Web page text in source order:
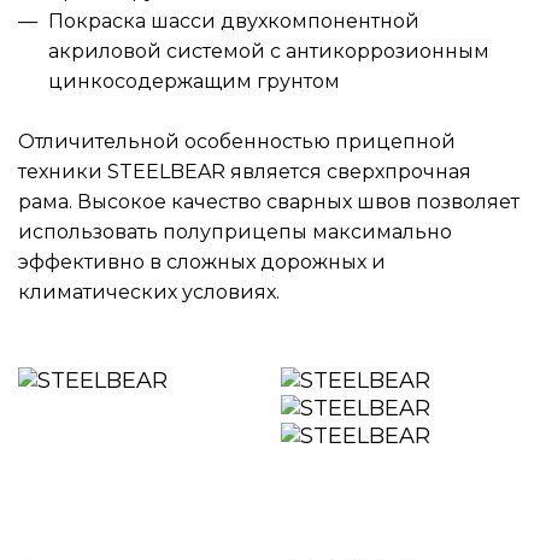
Покраска шасси двухкомпонентной
акриловой системой с антикоррозионным
цинкосодержащим грунтом
Отличительной особенностью прицепной
техники STEELBEAR является сверхпрочная
рама. Высокое качество сварных швов позволяет
использовать полуприцепы максимально
эффективно в сложных дорожных и
климатических условиях.